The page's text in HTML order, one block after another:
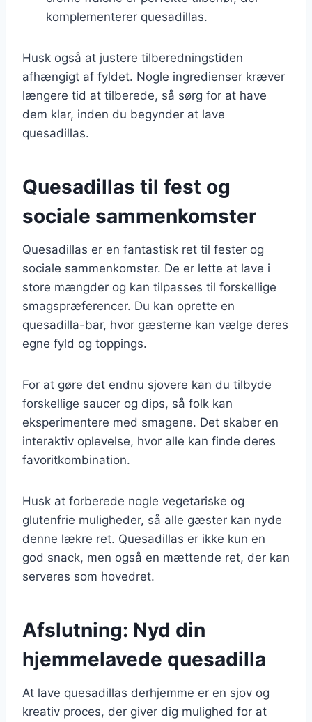
komplementerer quesadillas.
Husk også at justere tilberedningstiden
afhængigt af fyldet. Nogle ingredienser kræver
længere tid at tilberede, så sørg for at have
dem klar, inden du begynder at lave
quesadillas.
Quesadillas til fest og
sociale sammenkomster
Quesadillas er en fantastisk ret til fester og
sociale sammenkomster. De er lette at lave i
store mængder og kan tilpasses til forskellige
smagspræferencer. Du kan oprette en
quesadilla-bar, hvor gæsterne kan vælge deres
egne fyld og toppings.
For at gøre det endnu sjovere kan du tilbyde
forskellige saucer og dips, så folk kan
eksperimentere med smagene. Det skaber en
interaktiv oplevelse, hvor alle kan finde deres
favoritkombination.
Husk at forberede nogle vegetariske og
glutenfrie muligheder, så alle gæster kan nyde
denne lækre ret. Quesadillas er ikke kun en
god snack, men også en mættende ret, der kan
serveres som hovedret.
Afslutning: Nyd din
hjemmelavede quesadilla
At lave quesadillas derhjemme er en sjov og
kreativ proces, der giver dig mulighed for at